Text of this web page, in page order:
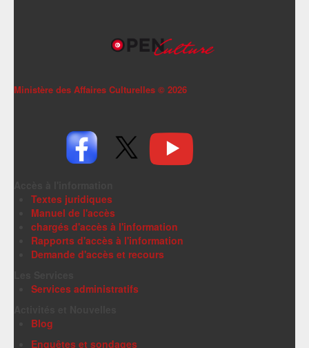
Ministère des Affaires Culturelles © 2026
Textes juridiques
Manuel de l'accès
chargés d'accès à l'information
Rapports d'accès à l'information
Demande d'accès et recours
Services administratifs
Blog
Enquêtes et sondages